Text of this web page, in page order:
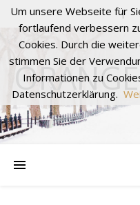
Um unsere Webseite für
fortlaufend verbessern
Cookies. Durch die
stimmen Sie der
Informationen zu
Datenschutzerklärung.